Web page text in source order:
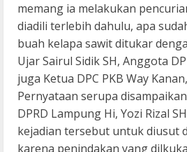
memang ia melakukan
diadili terlebih dahulu, apa
buah kelapa sawit ditukar
Ujar Sairul Sidik SH, Anggota
juga Ketua DPC PKB Way Kanan,
Pernyataan serupa
DPRD Lampung Hi, Yozi Rizal
kejadian tersebut untuk diusut
karena penindakan yang